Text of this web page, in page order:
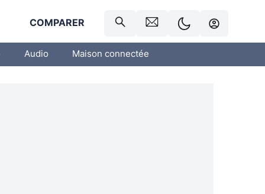
COMPARER
Audio Maison connectée